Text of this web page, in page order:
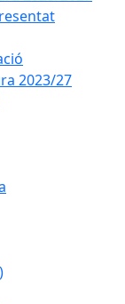
2023/27